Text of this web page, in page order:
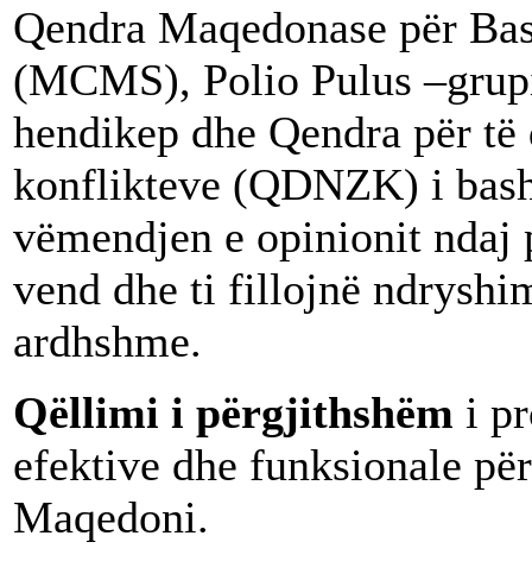
Qendra Maqedonase për
(MCMS), Polio Pulus
hendikep dhe Qendra për
konflikteve (QDNZK) i
vëmendjen e opinionit
vend dhe ti fillojnë
ardhshme.
Qëllimi i përgjithshëm i
efektive dhe funksionale
Maqedoni.